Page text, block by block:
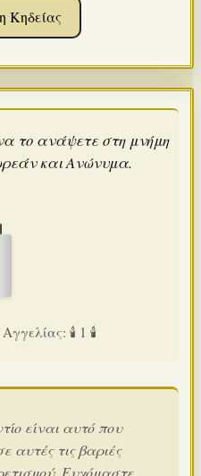
Κηδείας
το ανάψετε στη μνήμη
και Ανώνυμα.
🕯️ 1 🕯️
είναι αυτό που
αυτές τις βαριές
Ευχόμαστε